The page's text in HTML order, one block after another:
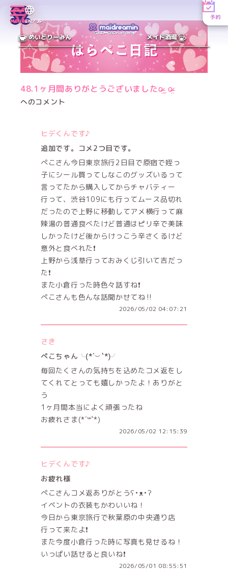
MENUEN／JP
予約
めいどりーみん メイド酒場
48.1ヶ月間ありがとうございましたo̴̶̷̤ ̫ o̴̶̷̤
へのコメント
ヒデくんです♪
追加です。コメ2つ目です。
ぺこさん今日東京旅行2日目で原宿で姪っ
子にシール買ってしなこのグッズいるって
言ってたから購入してからチャバティー
行って、渋谷109にも行ってムース品切れ
だったので上野に移動してアメ横行って麻
辣湯の普通食べたけど普通はピリ辛で美味
しかったけど後からけっこう辛さくるけど
意外と食べれた❗️
上野から浅草行っておみくじ引いて吉だっ
た❗️
また小倉行った時色々話すね❗️
ぺこさんも色んな話聞かせてね‼️
2026/05/02 04:07:21
さき
ぺこちゃん╰(*´︶`*)╯
毎回たくさんの気持ちを込めたコメ返をし
てくれてとっても嬉しかったよ！ありがと
う
1ヶ月間本当によく頑張ったね
お疲れさま(*´꒳`*)
2026/05/02 12:15:39
ヒデくんです♪
お疲れ様
ぺこさんコメ返ありがとうʕ•ᴥ•ʔ
イベントの衣装もかわいいね！
今日から東京旅行で秋葉原の中央通り店
行って来たよ❗️
また今度小倉行った時に写真も見せるね！
いっぱい話せると良いね❗️
2026/05/01 08:55:51